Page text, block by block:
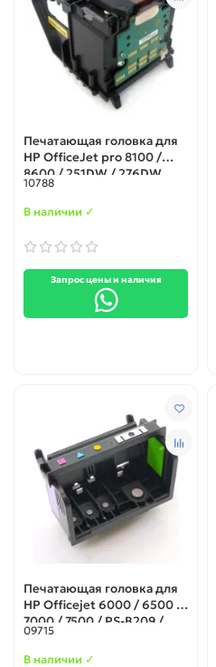
Печатающая головка для
HP OfficeJet pro 8100 /
8600 / 251DW / 276DW
(cm751-80013A)
10788
В наличии ✓
Запрос цены и наличия
Печатающая головка для
HP Officejet 6000 / 6500 /
7000 / 7500 / PS-B209 /
B210 / B109 / B110 / B010A /
OJ 7000 (CD868A)
09715
В наличии ✓